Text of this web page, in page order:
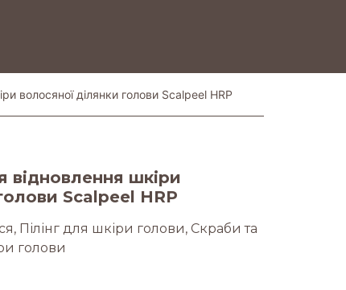
волосяної ділянки голови Scalpeel HRP
відновлення шкіри
Scalpeel HRP
, Пілінг для шкіри голови,Скраби та
голови